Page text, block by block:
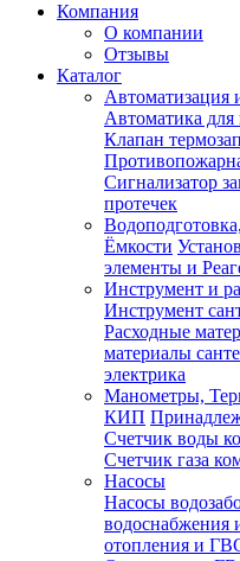
Компания
О компании
Отзывы
Каталог
Автоматизация
Автоматика для
Клапан
Сигнализатор
протечек
Ёмкости
элементы и
Инструмент и
Инструмент
Расходные
материалы
электрика
Манометры,
КИП
Счетчик воды
Счетчик газа
Насосы
Насосы
водоснабжения
отопления и